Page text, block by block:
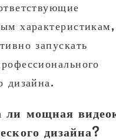
характеристикам,
запускать
дизайна.
ли мощная
дизайна?